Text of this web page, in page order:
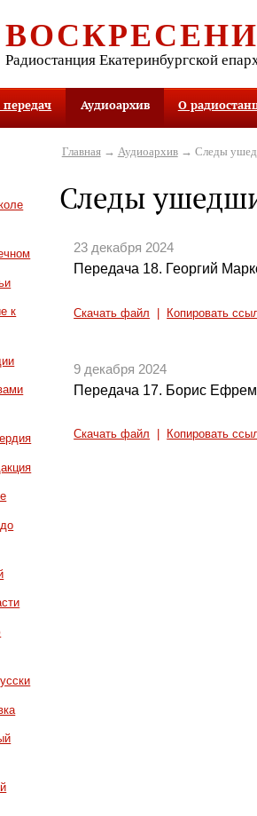
Радиостанция Екатеринбургской
Аудиоархив О
к
Главная→ Аудиоархив→ Следы
Следы
23 декабря 2024
Передача 18. Георгий
Скачать файл Копировать
9 декабря 2024
Передача 17. Борис
Скачать файл Копировать